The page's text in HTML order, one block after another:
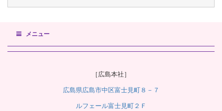
メニュー
［広島本社］
広島県広島市中区富士見町８－７
ルフェール富士見町２Ｆ